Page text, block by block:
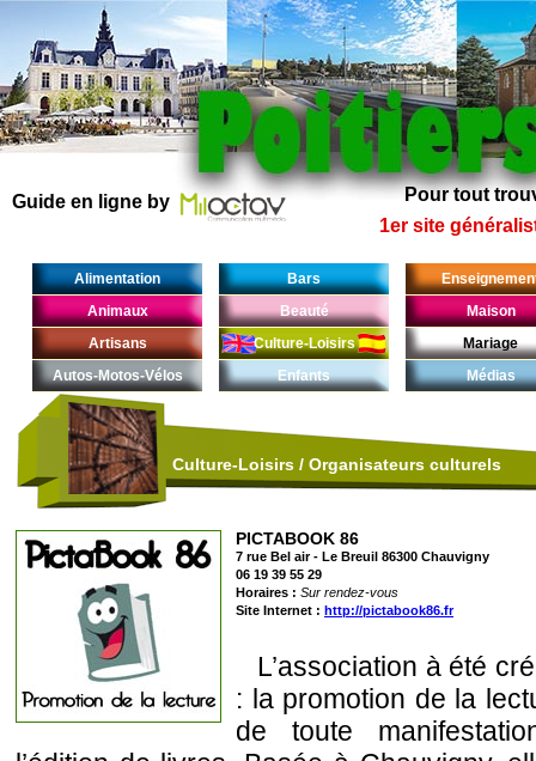
Pour tout
1er site
Guide en ligne by
Alimentation
Animaux
Artisans
Autos-Motos-Vélos
Bars
Beauté
Culture-Loisirs
Enfants
Maison
Mariage
Médias
Culture-Loisirs / Organisateurs culturels
PICTABOOK 86
7 rue Bel air - Le Breuil 86300 Chauvigny
06 19 39 55 29
Horaires : Sur rendez-vous
Site Internet : http://pictabook86.fr
L’association à été
: la promotion de la
de toute